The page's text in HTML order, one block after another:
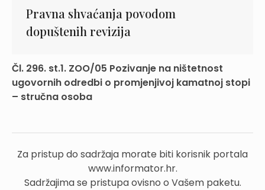
Pravna shvaćanja povodom
dopuštenih revizija
Čl. 296. st.1. ZOO/05 Pozivanje na ništetnost
ugovornih odredbi o promjenjivoj kamatnoj stopi
– stručna osoba
Za pristup do sadržaja morate biti korisnik portala
www.informator.hr.
Sadržajima se pristupa ovisno o Vašem paketu.